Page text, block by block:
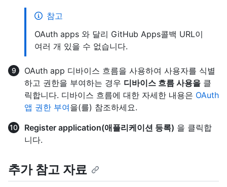
참고
OAuth apps 와 달리 GitHub Apps콜백 URL이
여러 개 있을 수 없습니다.
OAuth app 디바이스 흐름을 사용하여 사용자를 식별
하고 권한을 부여하는 경우 디바이스 흐름 사용을 클
릭합니다. 디바이스 흐름에 대한 자세한 내용은 OAuth
앱 권한 부여을(를) 참조하세요.
Register application(애플리케이션 등록) 을 클릭합
니다.
추가 참고 자료